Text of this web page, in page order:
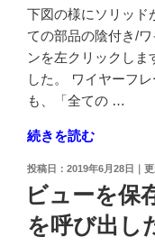
イ
コ
ン
の
表
項
目、
置
を
下図の様にソリッド
ての部品の陰付き/
ンを左クリックしま
した。 ワイヤーフ
も、「全ての …
"陰
き
表
示・
続きを読む
投
日:
2019年6月28日
ビューを保
を呼び出し